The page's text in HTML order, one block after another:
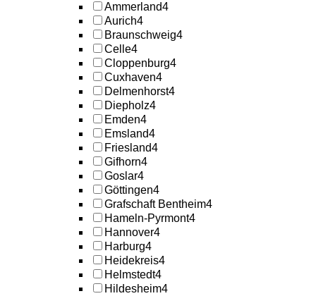
Ammerland4
Aurich4
Braunschweig4
Celle4
Cloppenburg4
Cuxhaven4
Delmenhorst4
Diepholz4
Emden4
Emsland4
Friesland4
Gifhorn4
Goslar4
Göttingen4
Grafschaft Bentheim4
Hameln-Pyrmont4
Hannover4
Harburg4
Heidekreis4
Helmstedt4
Hildesheim4